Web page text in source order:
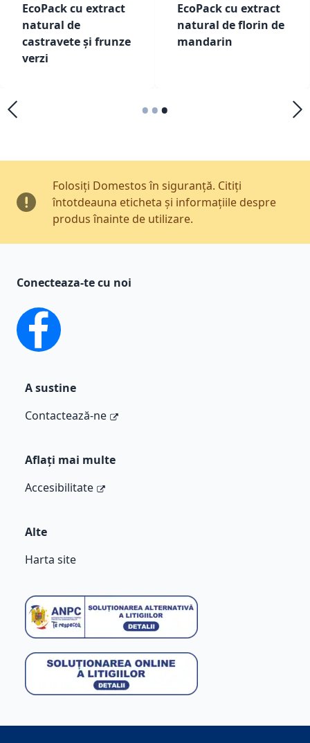
EcoPack cu extract
natural de
castravete și frunze
verzi
EcoPack cu extract
natural de florin de
mandarin
•••
Folosiți Domestos în siguranță. Citiți
întotdeauna eticheta și informațiile despre
produs înainte de utilizare.
Conecteaza-te cu noi
facebook
A sustine
Contactează-ne
Aflați mai multe
Accesibilitate
Alte
Harta site